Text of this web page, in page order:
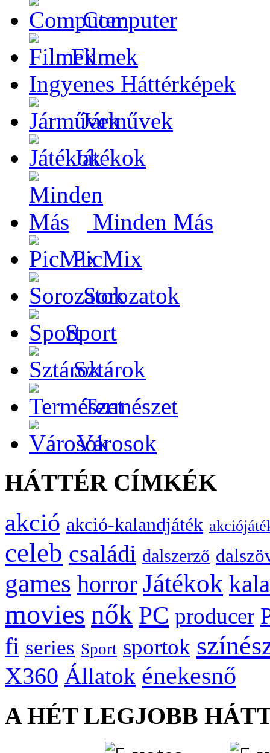
Computer
Filmek
Ingyenes Háttérképek
Járművek
Játékok
Minden Más
PicMix
Sorozatok
Sport
Sztárok
Természet
Városok
HÁTTÉR CÍMKÉK
akció akció-kalandjáték
celeb családi dalszerző
games horror Játékok
movies nők PC producer
fi series Sport sportok
X360 Állatok énekesnő
A HÉT LEGJOBB